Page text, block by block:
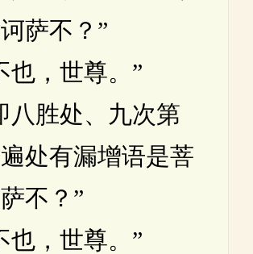
萨不？”
，世尊。”
胜处、九次第
处有漏增语是菩
不？”
，世尊。”